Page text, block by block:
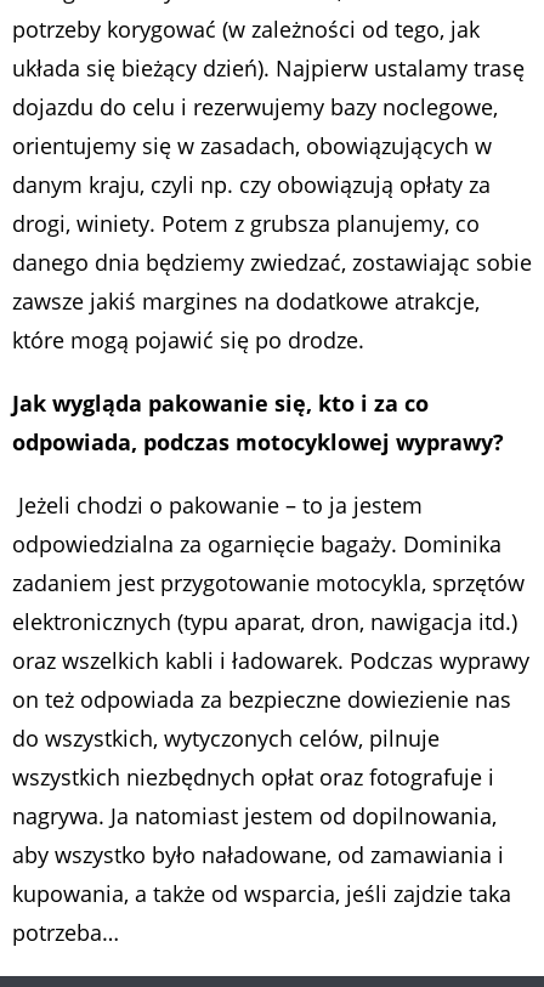
potrzeby korygować (w zależności od tego, jak
układa się bieżący dzień). Najpierw ustalamy trasę
dojazdu do celu i rezerwujemy bazy noclegowe,
orientujemy się w zasadach, obowiązujących w
danym kraju, czyli np. czy obowiązują opłaty za
drogi, winiety. Potem z grubsza planujemy, co
danego dnia będziemy zwiedzać, zostawiając sobie
zawsze jakiś margines na dodatkowe atrakcje,
które mogą pojawić się po drodze.
Jak wygląda pakowanie się, kto i za co
odpowiada, podczas motocyklowej wyprawy?
Jeżeli chodzi o pakowanie – to ja jestem
odpowiedzialna za ogarnięcie bagaży. Dominika
zadaniem jest przygotowanie motocykla, sprzętów
elektronicznych (typu aparat, dron, nawigacja itd.)
oraz wszelkich kabli i ładowarek. Podczas wyprawy
on też odpowiada za bezpieczne dowiezienie nas
do wszystkich, wytyczonych celów, pilnuje
wszystkich niezbędnych opłat oraz fotografuje i
nagrywa. Ja natomiast jestem od dopilnowania,
aby wszystko było naładowane, od zamawiania i
kupowania, a także od wsparcia, jeśli zajdzie taka
potrzeba…